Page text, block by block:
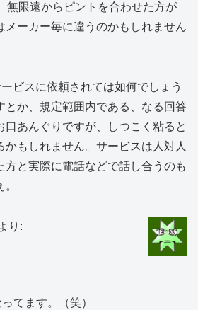
無限遠からピントを合わせた方が
メーカー毎に違うのかもしれません
ビスに依頼されては如何でしょう
とか、規定範囲内である、なる回答
口あんぐりですが、しつこく粘ると
かもしれません。サービスは人対人
方と実際に電話などで話し合うのも
り:
てます。（笑）